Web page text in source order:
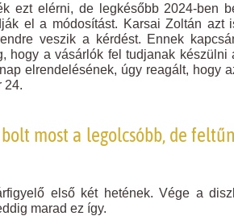
ezt elérni, de legkésőbb 2024-ben
el a módosítást. Karsai Zoltán azt
veszik a kérdést. Ennek
hogy a vásárlók fel tudjanak készülni
elrendelésének, úgy reagált, hogy
24.
most a legolcsóbb, de
első két hetének. Vége a
marad ez így.